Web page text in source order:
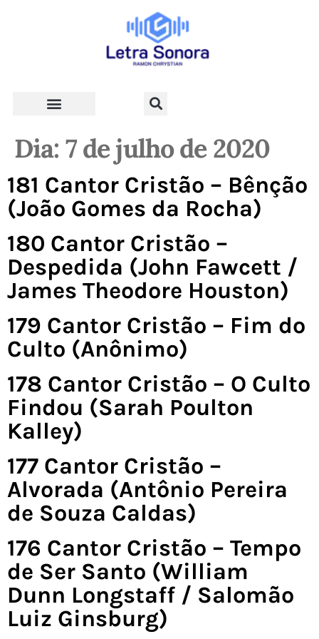
Dia: 7 de julho de 2020
181 Cantor Cristão – Bênção
(João Gomes da Rocha)
180 Cantor Cristão –
Despedida (John Fawcett /
James Theodore Houston)
179 Cantor Cristão – Fim do
Culto (Anônimo)
178 Cantor Cristão – O Culto
Findou (Sarah Poulton
Kalley)
177 Cantor Cristão –
Alvorada (Antônio Pereira
de Souza Caldas)
176 Cantor Cristão – Tempo
de Ser Santo (William
Dunn Longstaff / Salomão
Luiz Ginsburg)